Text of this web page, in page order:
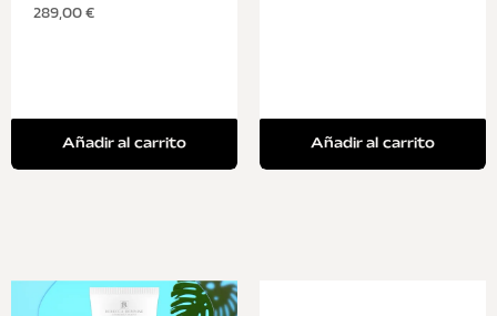
289,00€
Añadir al carrito Añadir al carrito